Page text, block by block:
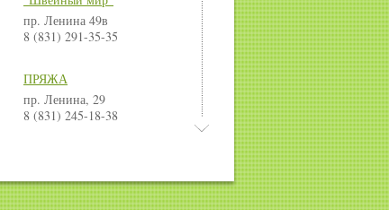
пр. Ленина 49в
8 (831) 291-35-35
ПРЯЖА
пр. Ленина, 29
8 (831) 245-18-38
пл. Советская, д.5, ТРЦ «Жар-